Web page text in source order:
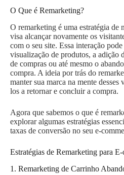
O Que é Remarketing?
O remarketing é uma estratégia de
visa alcançar novamente os
com o seu site. Essa interação
visualização de produtos, a adição
de compras ou até mesmo o
compra. A ideia por trás do
manter sua marca na mente desses
los a retornar e concluir a compra.
Agora que sabemos o que é
explorar algumas estratégias
taxas de conversão no seu e-
Estratégias de Remarketing para
1. Remarketing de Carrinho